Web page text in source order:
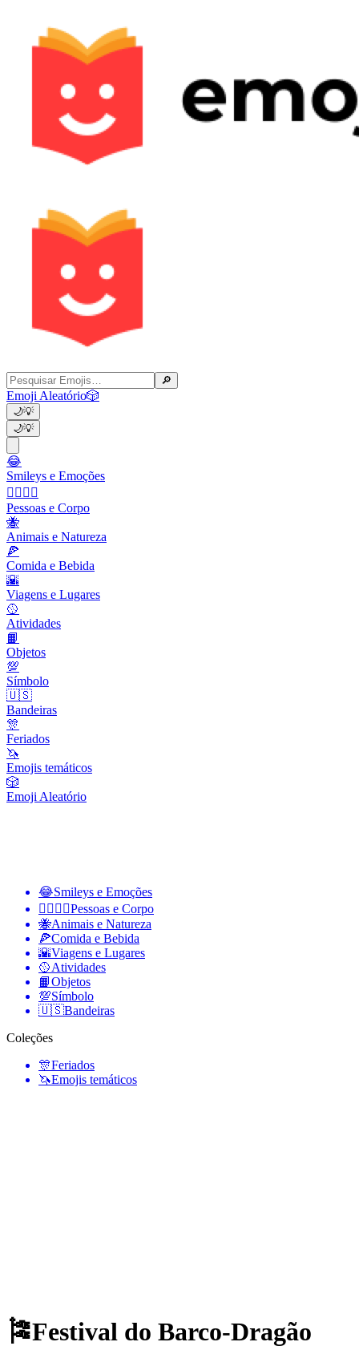
🔎
Emoji Aleatório🎲
🌙💡
🌙💡
😂
Smileys e Emoções
👩‍❤️‍💋‍👨
Pessoas e Corpo
🐝
Animais e Natureza
🍕
Comida e Bebida
🌇
Viagens e Lugares
🥎
Atividades
📙
Objetos
💯
Símbolo
🇺🇸
Bandeiras
🎊
Feriados
🦄
Emojis temáticos
🎲
Emoji Aleatório
😂Smileys e Emoções
👩‍❤️‍💋‍👨Pessoas e Corpo
🐝Animais e Natureza
🍕Comida e Bebida
🌇Viagens e Lugares
🥎Atividades
📙Objetos
💯Símbolo
🇺🇸Bandeiras
Coleções
🎊Feriados
🦄Emojis temáticos
🎏Festival do Barco-Dragão